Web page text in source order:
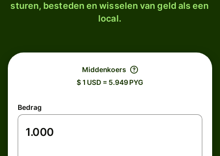
sturen, besteden en wisselen van geld als een
local.
Middenkoers
$ 1 USD = 5.949 PYG
Bedrag